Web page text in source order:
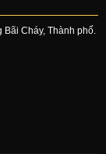
Bãi Cháy, Thành phố.